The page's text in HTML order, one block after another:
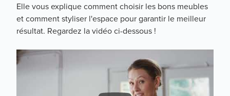
Elle vous explique comment choisir les bons meubles
et comment styliser l'espace pour garantir le meilleur
résultat. Regardez la vidéo ci-dessous !